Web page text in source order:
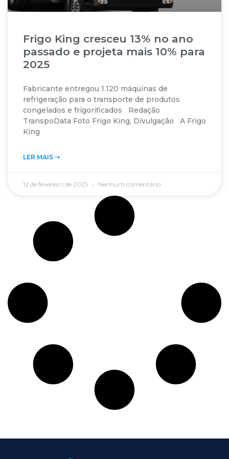
Frigo King cresceu 13% no ano
passado e projeta mais 10% para
2025
Fabricante entregou 1.120 máquinas de
refrigeração para o transporte de produtos
congelados e frigorificados Redação
TranspoData Foto Frigo King, Divulgação A Frigo
King
LER MAIS ➝‬
12 de fevereiro de 2025 Nenhum comentário